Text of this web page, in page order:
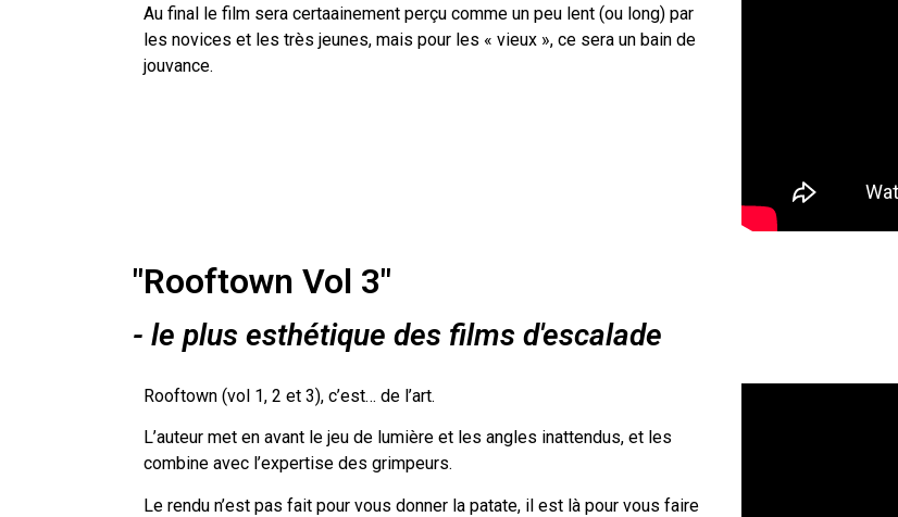
Au final le film sera certaainement perçu comme un peu lent (ou long) par
les novices et les très jeunes, mais pour les « vieux », ce sera un bain de
jouvance.
"Rooftown Vol 3"
- le plus esthétique des films d'escalade
Rooftown (vol 1, 2 et 3), c’est… de l’art.
L’auteur met en avant le jeu de lumière et les angles inattendus, et les
combine avec l’expertise des grimpeurs.
Le rendu n’est pas fait pour vous donner la patate, il est là pour vous faire